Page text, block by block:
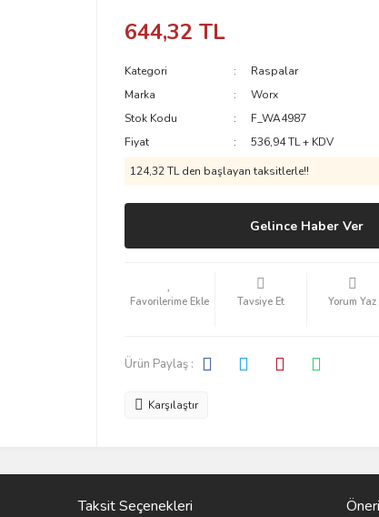
644,32 TL
Kategori
Raspalar
Marka
Worx
Stok Kodu
F_WA4987
Fiyat
536,94 TL + KDV
124,32 TL den başlayan taksitlerle!!
Gelince Haber Ver
Tavsiye Et Yorum Yaz
Ürün Paylaş :
Karşılaştır
Taksit Seçenekleri